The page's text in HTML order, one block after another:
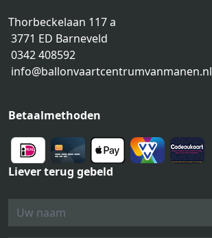
Thorbeckelaan 117 a
3771 ED Barneveld
0342 408592
info@ballonvaartcentrumvanmanen.nl
Betaalmethoden
Liever terug gebeld